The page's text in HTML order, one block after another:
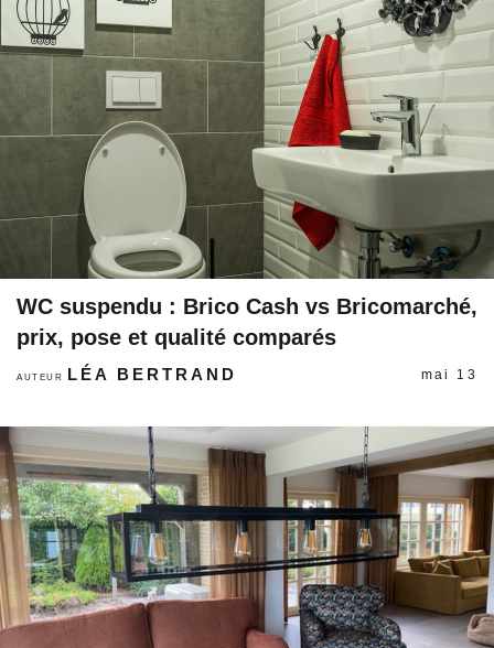
WC suspendu : Brico Cash vs Bricomarché,
prix, pose et qualité comparés
AUTEUR LÉA BERTRAND mai 13